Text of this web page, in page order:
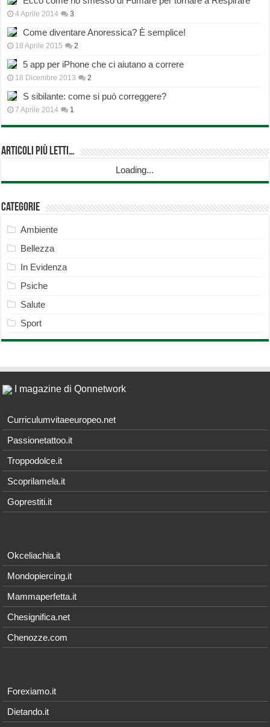
4 Aprile 2014 3
Come diventare Anoressica? È semplice!
18 Aprile 2015 2
5 app per iPhone che ci aiutano a correre
18 Dicembre 2013 2
S sibilante: come si può correggere?
7 Aprile 2014 1
Articoli più Letti…
Loading...
Categorie
Ambiente
Bellezza
In Evidenza
Psiche
Salute
Sport
I magazine di Qonnetwork
Curriculumvitaeeuropeo.net
Passionetattoo.it
Troppodolce.it
Scoprilamela.it
Goprestiti.it
Okceliachia.it
Mondopiercing.it
Mammaperfetta.it
Chesignifica.net
Chenozze.com
Forexiamo.it
Dietando.it